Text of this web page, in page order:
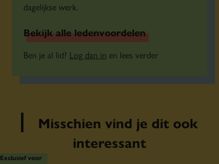
dagelijkse werk.
Bekijk alle ledenvoordelen
Ben je al lid? Log dan in en lees verder
Misschien vind je dit ook
interessant
Exclusief voor